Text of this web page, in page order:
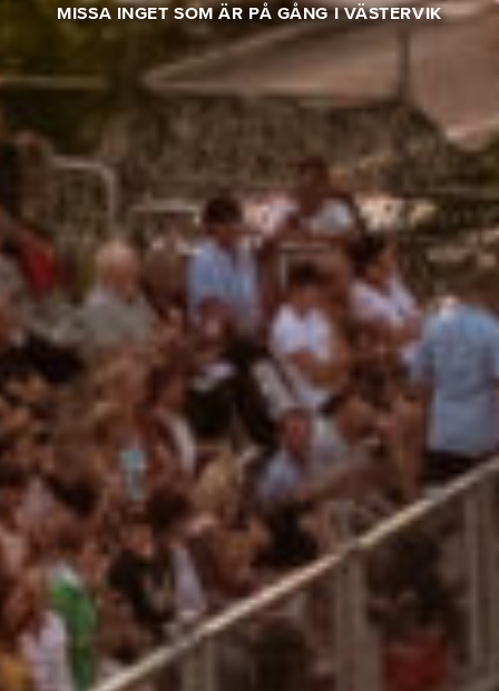
MISSA INGET SOM ÄR PÅ GÅNG I VÄSTERVIK